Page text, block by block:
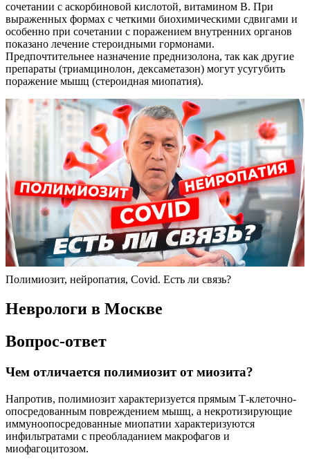
сочетании с аскорбиновой кислотой, витамином В. При
выраженных формах с четкими биохимическими сдвигами и
особенно при сочетании с поражением внутренних органов
показано лечение стероидными гормонами.
Предпочтительнее назначение преднизолона, так как другие
препараты (триамцинолон, дексаметазон) могут усугубить
поражение мышц (стероидная миопатия).
Полимиозит, нейропатия, Сovid. Есть ли связь?
Неврологи в Москве
Вопрос-ответ
Чем отличается полимиозит от миозита?
Напротив, полимиозит характеризуется прямым Т-клеточно-
опосредованным повреждением мышц, а некротизирующие
иммуноопосредованные миопатии характеризуются
инфильтратами с преобладанием макрофагов и
миофагоцитозом.